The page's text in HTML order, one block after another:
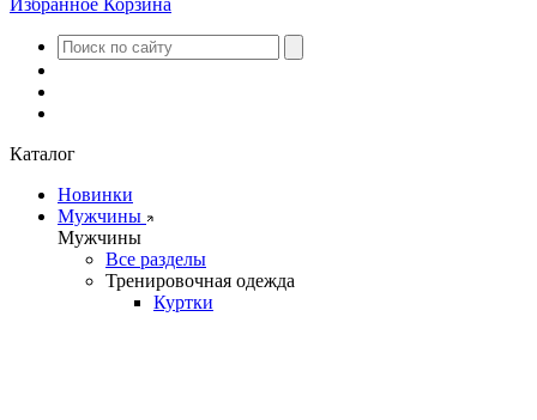
Избранное Корзина
Каталог
Новинки
Мужчины
Мужчины
Все разделы
Тренировочная одежда
Куртки